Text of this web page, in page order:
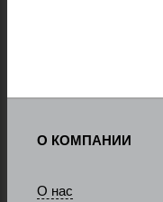
О КОМПАНИИ
О нас